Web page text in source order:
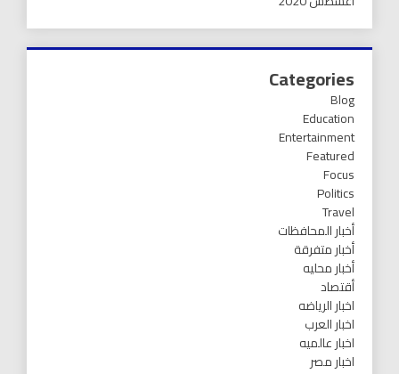
Categories
Blog
Education
Entertainment
Featured
Focus
Politics
Travel
أخبار المحافظات
أخبار متفرقة
أخبار محليه
أقتصاد
اخبار الرياضه
اخبار العرب
اخبار عالميه
اخبار مصر